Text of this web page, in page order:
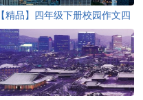
【精品】四年级下册校园作文四
篇